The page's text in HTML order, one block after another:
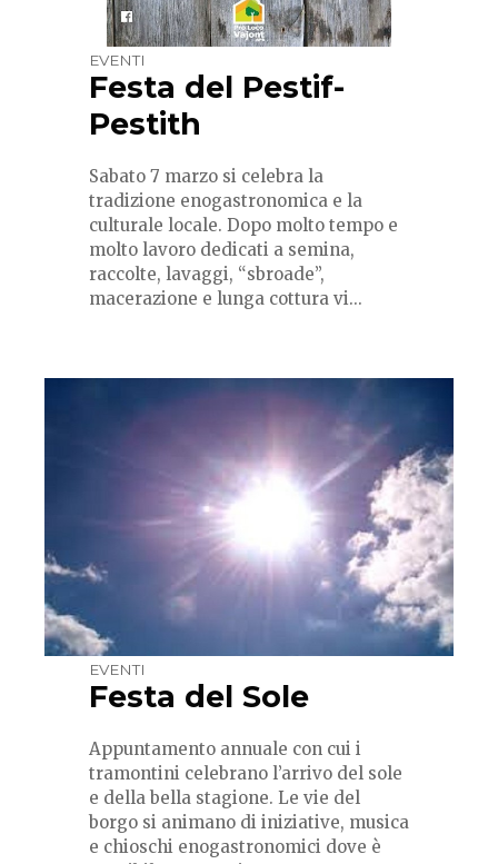
EVENTI
Festa del Pestif-
Pestith
Sabato 7 marzo si celebra la
tradizione enogastronomica e la
culturale locale. Dopo molto tempo e
molto lavoro dedicati a semina,
raccolte, lavaggi, “sbroade”,
macerazione e lunga cottura vi...
EVENTI
Festa del Sole
Appuntamento annuale con cui i
tramontini celebrano l’arrivo del sole
e della bella stagione. Le vie del
borgo si animano di iniziative, musica
e chioschi enogastronomici dove è